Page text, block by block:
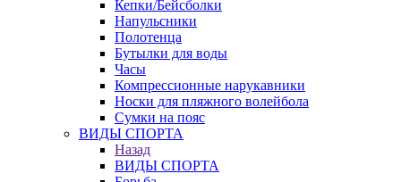
Кепки/Бейсболки
Напульсники
Полотенца
Бутылки для воды
Часы
Компрессионные нарукавники
Носки для пляжного волейбола
Сумки на пояс
ВИДЫ СПОРТА
Назад
ВИДЫ СПОРТА